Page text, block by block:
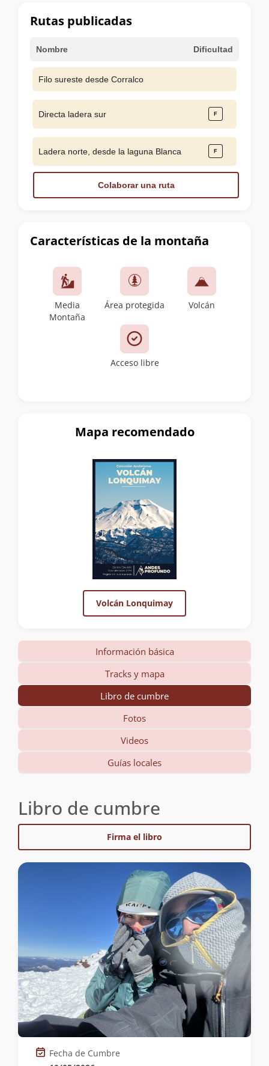
cumbre
Características de la montaña
Media
Montaña
Área protegida Volcán
Acceso libre
Rutas publicadas
Nombre Dificultad
Filo sureste desde Corralco
Directa ladera sur
Ladera norte, desde la laguna Blanca
Colaborar una ruta
Mapa recomendado
Volcán Lonquimay
Información básica
Tracks y mapa
Libro de cumbre
Fotos
Videos
Guías locales
Libro de cumbre
Firma el libro
Fecha de Cumbre